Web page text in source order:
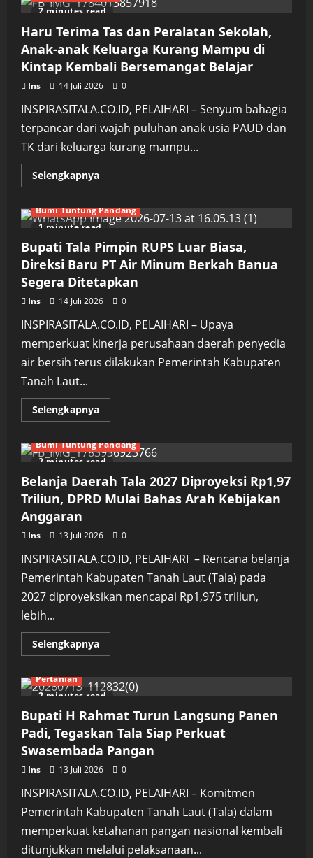
Dorong
Kelola
Desa
Lebih
Profesional,
E-
Pilkades
Dikembangkan
2 minutes read
Haru Terima Tas dan Peralatan Sekolah,
Anak-anak Keluarga Kurang Mampu di
Kintap Kembali Bersemangat Belajar
Ins 14 Juli 2026 0
INSPIRASITALA.CO.ID, PELAIHARI – Senyum bahagia
terpancar dari wajah puluhan anak usia PAUD dan
TK dari keluarga kurang mampu...
SelengkapnyaRead
more
Terima
Tas
Peralatan
Sekolah,
Anak-
anak
Keluarga
Kurang
Mampu
Kintap
Kembali
Bersemangat
Belajar
1 minute read
Bumi Tuntung Pandang
Bupati Tala Pimpin RUPS Luar Biasa,
Direksi Baru PT Air Minum Berkah Banua
Segera Ditetapkan
Ins 14 Juli 2026 0
INSPIRASITALA.CO.ID, PELAIHARI – Upaya
memperkuat kinerja perusahaan daerah penyedia
air bersih terus dilakukan Pemerintah Kabupaten
Tanah Laut...
SelengkapnyaRead
more
Tala
Pimpin
Luar
Biasa,
Direksi
Baru
Minum
Banua
Segera
Ditetapkan
2 minutes read
Bumi Tuntung Pandang
Belanja Daerah Tala 2027 Diproyeksi Rp1,97
Triliun, DPRD Mulai Bahas Arah Kebijakan
Anggaran
Ins 13 Juli 2026 0
INSPIRASITALA.CO.ID, PELAIHARI – Rencana belanja
Pemerintah Kabupaten Tanah Laut (Tala) pada
2027 diproyeksikan mencapai Rp1,975 triliun,
lebih...
SelengkapnyaRead
more
Daerah
Tala
Diproyeksi
Rp1,97
Triliun,
DPRD
Mulai
Arah
Anggaran
2 minutes read
Pertanian
Bupati H Rahmat Turun Langsung Panen
Padi, Tegaskan Tala Siap Perkuat
Swasembada Pangan
Ins 13 Juli 2026 0
INSPIRASITALA.CO.ID, PELAIHARI – Komitmen
Pemerintah Kabupaten Tanah Laut (Tala) dalam
memperkuat ketahanan pangan nasional kembali
ditunjukkan melalui pelaksanaan...